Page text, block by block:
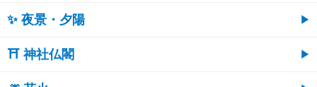
✨ 夜景・夕陽
⛩ 神社仏閣